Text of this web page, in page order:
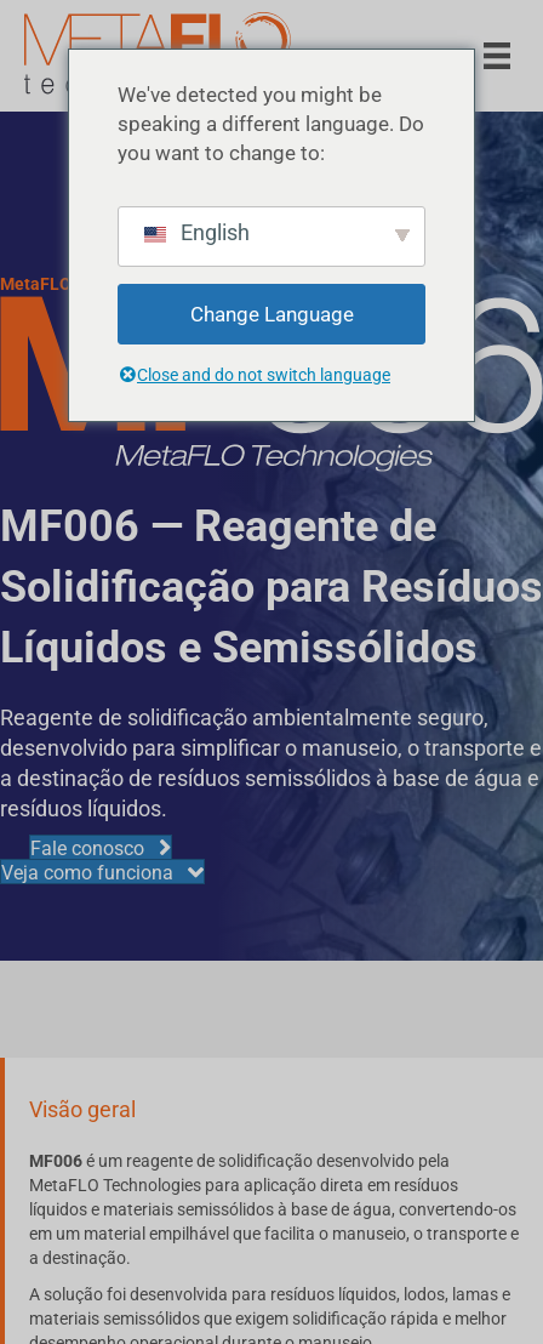
MetaFLO Technologies · Reagentes de Solidificação
MF006 — Reagente de
Solidificação para Resíduos
Líquidos e Semissólidos
Reagente de solidificação ambientalmente seguro,
desenvolvido para simplificar o manuseio, o transporte e
a destinação de resíduos semissólidos à base de água e
resíduos líquidos.
Fale conosco
Veja como funciona
Visão geral
MF006é um reagente de solidificação desenvolvido pela
MetaFLO Technologies para aplicação direta em resíduos
líquidos e materiais semissólidos à base de água, convertendo-os
em um material empilhável que facilita o manuseio, o transporte e
a destinação.
A solução foi desenvolvida para resíduos líquidos, lodos, lamas e
materiais semissólidos que exigem solidificação rápida e melhor
We've detected you might be
speaking a different language. Do
you want to change to:
English
Change Language
Close and do not switch language